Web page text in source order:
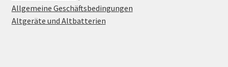
Allgemeine Geschäftsbedingungen
Altgeräte und Altbatterien